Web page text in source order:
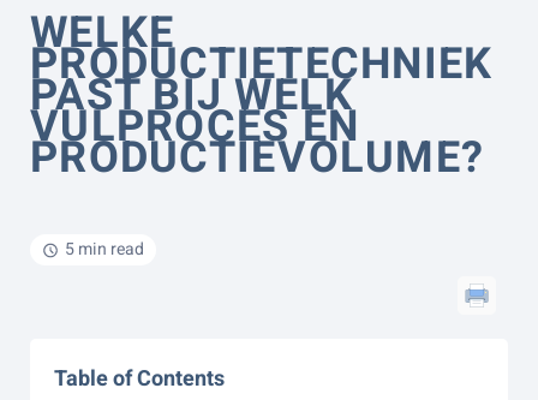
WELKE
PRODUCTIETECHNIEK
PAST BIJ WELK
VULPROCES EN
PRODUCTIEVOLUME?
5 min read
Table of Contents